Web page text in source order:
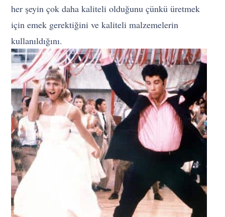
her şeyin çok daha kaliteli olduğunu çünkü üretmek
için emek gerektiğini ve kaliteli malzemelerin
kullanıldığını.